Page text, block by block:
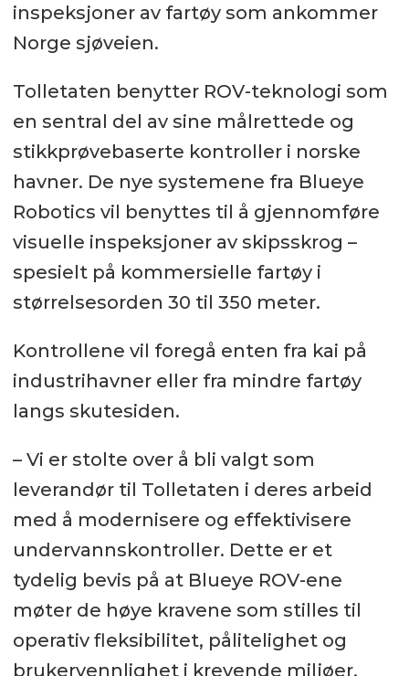
inspeksjoner av fartøy som ankommer
Norge sjøveien.
Tolletaten benytter ROV-teknologi som
en sentral del av sine målrettede og
stikkprøvebaserte kontroller i norske
havner. De nye systemene fra Blueye
Robotics vil benyttes til å gjennomføre
visuelle inspeksjoner av skipsskrog –
spesielt på kommersielle fartøy i
størrelsesorden 30 til 350 meter.
Kontrollene vil foregå enten fra kai på
industrihavner eller fra mindre fartøy
langs skutesiden.
– Vi er stolte over å bli valgt som
leverandør til Tolletaten i deres arbeid
med å modernisere og effektivisere
undervannskontroller. Dette er et
tydelig bevis på at Blueye ROV-ene
møter de høye kravene som stilles til
operativ fleksibilitet, pålitelighet og
brukervennlighet i krevende miljøer.